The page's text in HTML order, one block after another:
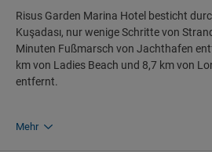
Risus Garden Marina Hotel besticht
Kuşadası, nur wenige Schritte von
Minuten Fußmarsch von Jachthafen
km von Ladies Beach und 8,7 km von
entfernt.
Mehr